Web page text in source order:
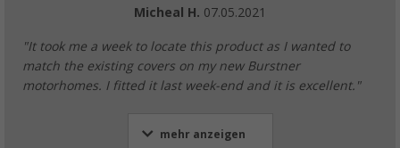
Micheal H. 07.05.2021
"It took me a week to locate this product as I wanted to
match the existing covers on my new Burstner
motorhomes. I fitted it last week-end and it is excellent."
mehr anzeigen